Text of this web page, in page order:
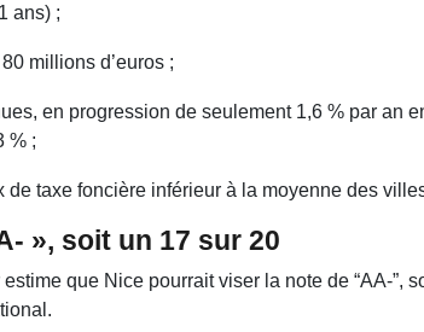
ans) ;
millions d’euros ;
en progression de seulement 1,6 % par an
% ;
de taxe foncière inférieur à la moyenne des
», soit un 17 sur 20
que Nice pourrait viser la note de “AA-”,